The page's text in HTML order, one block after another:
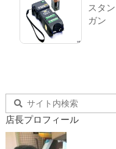
スタ
ガン
店長プロフィール